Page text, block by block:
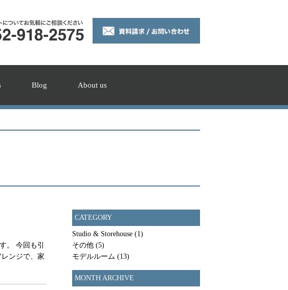
Blog About us
。 今回も引
ンジで、家
CATEGORY
Studio & Storehouse (1)
その他 (5)
モデルルーム (13)
MONTH ARCHIVE